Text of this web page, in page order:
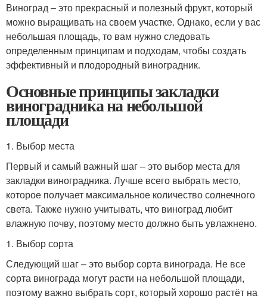
Виноград – это прекрасный и полезный фрукт, который
можно выращивать на своем участке. Однако, если у вас
небольшая площадь, то вам нужно следовать
определенным принципам и подходам, чтобы создать
эффективный и плодородный виноградник.
Основные принципы закладки
виноградника на небольшой
площади
1. Выбор места
Первый и самый важный шаг – это выбор места для
закладки виноградника. Лучше всего выбрать место,
которое получает максимальное количество солнечного
света. Также нужно учитывать, что виноград любит
влажную почву, поэтому место должно быть увлажнено.
1. Выбор сорта
Следующий шаг – это выбор сорта винограда. Не все
сорта винограда могут расти на небольшой площади,
поэтому важно выбрать сорт, который хорошо растёт на